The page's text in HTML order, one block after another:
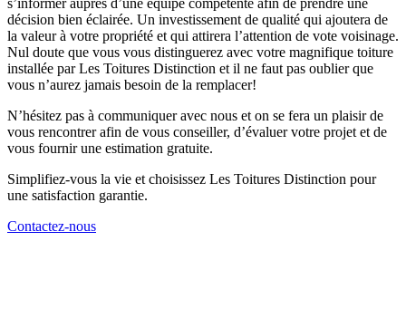
s’informer auprès d’une équipe compétente afin de prendre une
décision bien éclairée. Un investissement de qualité qui ajoutera de
la valeur à votre propriété et qui attirera l’attention de vote voisinage.
Nul doute que vous vous distinguerez avec votre magnifique toiture
installée par Les Toitures Distinction et il ne faut pas oublier que
vous n’aurez jamais besoin de la remplacer!
N’hésitez pas à communiquer avec nous et on se fera un plaisir de
vous rencontrer afin de vous conseiller, d’évaluer votre projet et de
vous fournir une estimation gratuite.
Simplifiez-vous la vie et choisissez Les Toitures Distinction pour
une satisfaction garantie.
Contactez-nous